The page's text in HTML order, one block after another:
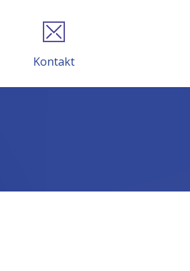
Kontakt